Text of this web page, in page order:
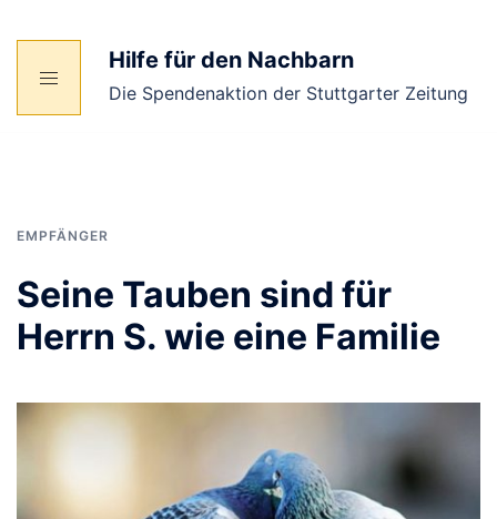
Inhalt
springen
Hilfe für den Nachbarn
Die Spendenaktion der Stuttgarter Zeitung
EMPFÄNGER
Seine Tauben sind für
Herrn S. wie eine Familie